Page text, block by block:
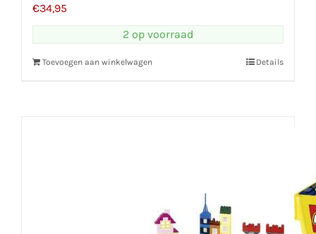
€34,95
2 op voorraad
Toevoegen aan winkelwagen Details